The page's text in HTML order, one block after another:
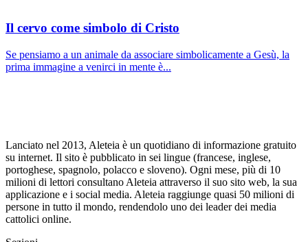
Il cervo come simbolo di Cristo
Se pensiamo a un animale da associare simbolicamente a Gesù, la
prima immagine a venirci in mente è...
Lanciato nel 2013, Aleteia è un quotidiano di informazione gratuito
su internet. Il sito è pubblicato in sei lingue (francese, inglese,
portoghese, spagnolo, polacco e sloveno). Ogni mese, più di 10
milioni di lettori consultano Aleteia attraverso il suo sito web, la sua
applicazione e i social media. Aleteia raggiunge quasi 50 milioni di
persone in tutto il mondo, rendendolo uno dei leader dei media
cattolici online.